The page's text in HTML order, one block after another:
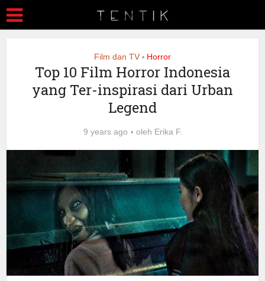
Film dan TV • Horror
Top 10 Film Horror Indonesia
yang Ter-inspirasi dari Urban
Legend
9 years ago oleh Erika F.